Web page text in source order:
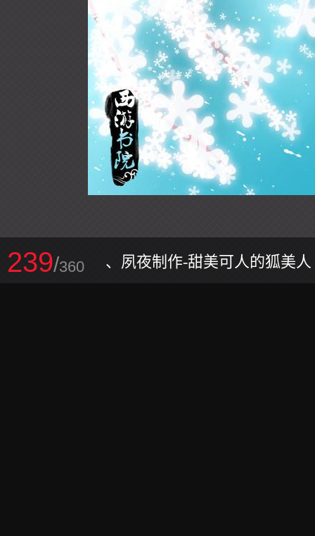
239/360 、夙夜制作-甜美可人的狐美人